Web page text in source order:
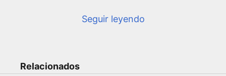
Seguir leyendo
Relacionados